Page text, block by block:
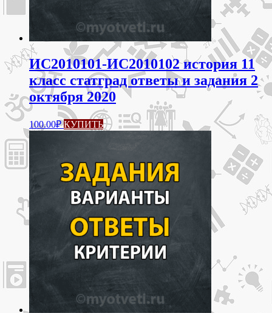
ИС2010101-ИС2010102 история 11
класс статград ответы и задания 2
октября 2020
100.00₽ КУПИТЬ